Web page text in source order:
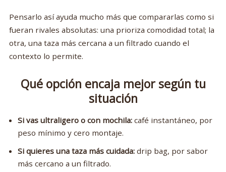
Pensarlo así ayuda mucho más que compararlas como si
fueran rivales absolutas: una prioriza comodidad total; la
otra, una taza más cercana a un filtrado cuando el
contexto lo permite.
Qué opción encaja mejor según tu
situación
Si vas ultraligero o con mochila:café instantáneo, por
peso mínimo y cero montaje.
Si quieres una taza más cuidada:drip bag, por sabor
más cercano a un filtrado.